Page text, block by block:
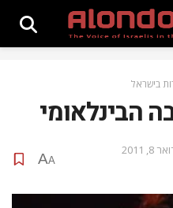
בישראל
הבינלאומי
2011
A
A